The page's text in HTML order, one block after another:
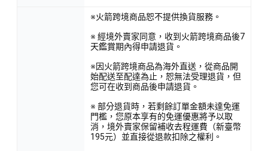
※火箭跨境商品恕不提供換貨服務。
※ 經境外賣家同意，收到火箭跨境商品後7
天鑑賞期內得申請退貨。
※因火箭跨境商品為海外直送，從商品開
始配送至配達為止，恕無法受理退貨，但
您可在收到商品後申請退貨。
※ 部分退貨時，若剩餘訂單金額未達免運
門檻，您原本享有的免運優惠將予以取
消，境外賣家保留補收去程運費（新臺幣
195元）並直接從退款扣除之權利。